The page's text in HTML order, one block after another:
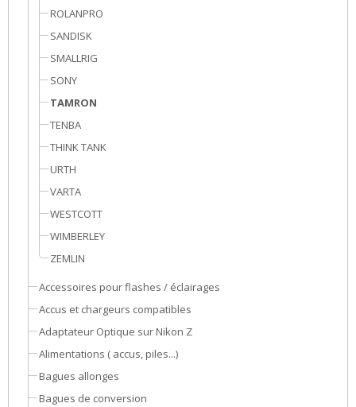
ROLANPRO
SANDISK
SMALLRIG
SONY
TAMRON
TENBA
THINK TANK
URTH
VARTA
WESTCOTT
WIMBERLEY
ZEMLIN
Accessoires pour flashes / éclairages
Accus et chargeurs compatibles
Adaptateur Optique sur Nikon Z
Alimentations ( accus, piles...)
Bagues allonges
Bagues de conversion